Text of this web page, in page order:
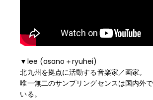
▼lee (asano ＋ryuhei)
北九州を拠点に活動する音楽家／画家。
唯一無二のサンプリングセンスは国内外
いる。